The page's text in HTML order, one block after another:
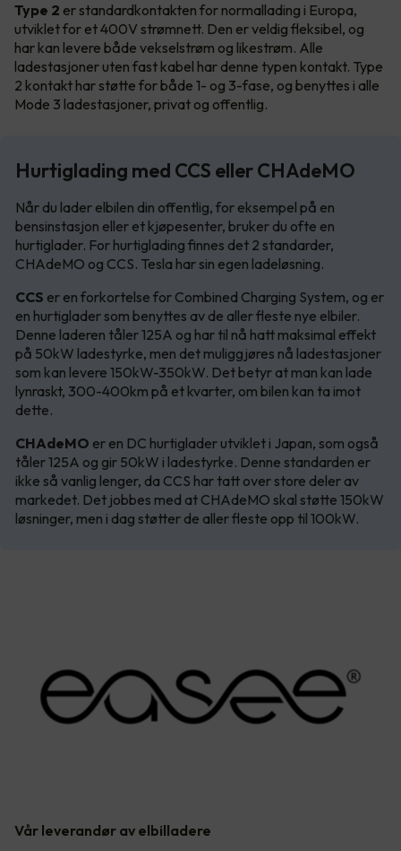
Type 2 er standardkontakten for normallading i Europa,
utviklet for et 400V strømnett. Den er veldig fleksibel, og
har kan levere både vekselstrøm og likestrøm. Alle
ladestasjoner uten fast kabel har denne typen kontakt. Type
2 kontakt har støtte for både 1- og 3-fase, og benyttes i alle
Mode 3 ladestasjoner, privat og offentlig.
Hurtiglading med CCS eller CHAdeMO
Når du lader elbilen din offentlig, for eksempel på en
bensinstasjon eller et kjøpesenter, bruker du ofte en
hurtiglader. For hurtiglading finnes det 2 standarder,
CHAdeMO og CCS. Tesla har sin egen ladeløsning.
CCS er en forkortelse for Combined Charging System, og er
en hurtiglader som benyttes av de aller fleste nye elbiler.
Denne laderen tåler 125A og har til nå hatt maksimal effekt
på 50kW ladestyrke, men det muliggjøres nå ladestasjoner
som kan levere 150kW-350kW. Det betyr at man kan lade
lynraskt, 300-400km på et kvarter, om bilen kan ta imot
dette.
CHAdeMO er en DC hurtiglader utviklet i Japan, som også
tåler 125A og gir 50kW i ladestyrke. Denne standarden er
ikke så vanlig lenger, da CCS har tatt over store deler av
markedet. Det jobbes med at CHAdeMO skal støtte 150kW
løsninger, men i dag støtter de aller fleste opp til 100kW.
Vår leverandør av elbilladere